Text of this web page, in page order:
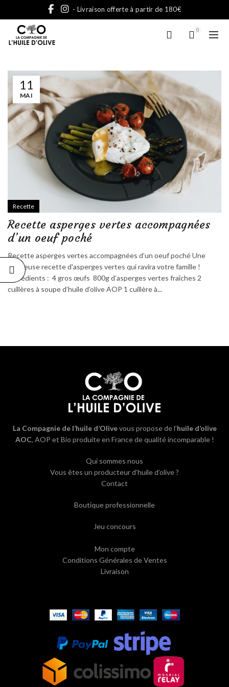
- Livraison offerte à partir de 180€
0
11
MAI
Recette
Recette asperges vertes accompagnées
d’un oeuf poché
Recette asperges vertes accompagnées d’un oeuf poché Une
délicieuse recette d'asperges vertes qui ravira votre famille !
Ingrédients : 4 gros œufs 800g d’asperges vertes fraîches 2
cuillères à soupe d’huile d’olive AOP 1 cuillère à...
La Compagnie de l’huile d’Olivevous propose de l’huile d’olive
AOC, AOP et Bio produite en France de qualité incomparable !
Qui sommes nous
Vous êtes un producteur d’huile d’olive ?
Contact
Boutique professionnelle
Jeu concours
Mon compte
Conditions Générales de Ventes
Livraison